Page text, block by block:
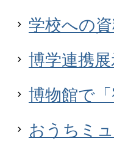
学校への
博学連携
博物館で「
おうちミ